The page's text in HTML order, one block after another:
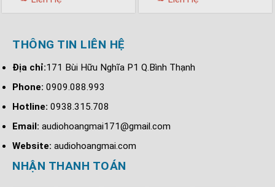
loa SE AudioTechnik khá đa năng, vừa có thể dùng
hát karaoke, vừa có thể nghe nhạc và xem phim,
tuyệt vời .
Độ nhạy và công suất cao giúp loa đem tới những
âm thanh mạnh mẽ, chân thực, sống động và lan
tỏa trong mọi không gian dễ dàng.
THÔNG TIN LIÊN HỆ
Địa chỉ:171 Bùi Hữu Nghĩa P1 Q.Bình Thạnh
Phone: 0909.088.993
Hotline: 0938.315.708
Email: audiohoangmai171@gmail.com
Website: audiohoangmai.com
NHẬN THANH TOÁN